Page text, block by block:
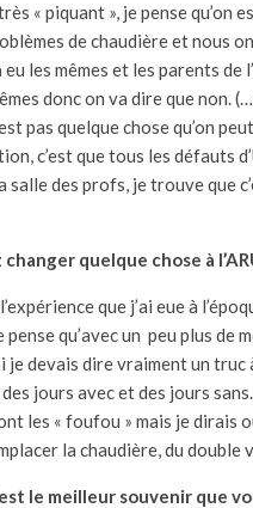
« piquant », je pense
de chaudière et nous
les mêmes et les parents de
donc on va dire que non.
pas quelque chose qu’on
c’est que tous les défauts
des profs, je trouve que
changer quelque chose à
que j’ai eue à
qu’avec un peu plus de
je devais dire vraiment un
jours avec et des jours
les « foufou » mais je dirais
la chaudière, du double
le meilleur souvenir que